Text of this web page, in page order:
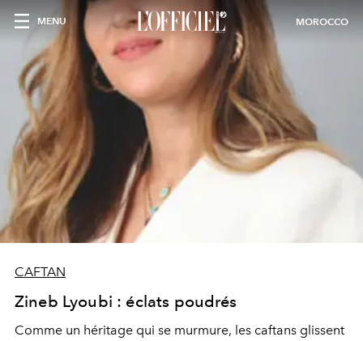
MENU MOROCCO
CAFTAN
Zineb Lyoubi : éclats poudrés
Comme un héritage qui se murmure, les caftans glissent